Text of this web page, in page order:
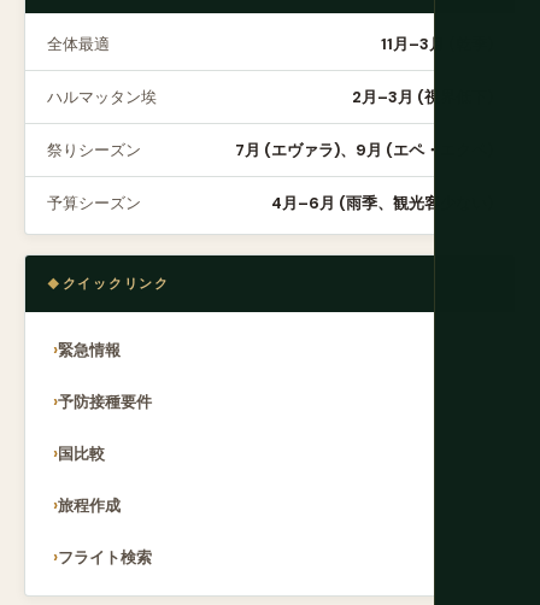
全体最適 11月–3月 (乾季)
ハルマッタン埃 2月–3月 (視界低下)
祭りシーズン 7月 (エヴァラ)、9月 (エペ・エクペ)
予算シーズン 4月–6月 (雨季、観光客少ない)
クイックリンク
緊急情報
予防接種要件
国比較
旅程作成
フライト検索